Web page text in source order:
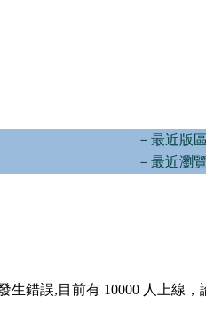
－最近版
－最近瀏
生錯誤,目前有 10000 人上線